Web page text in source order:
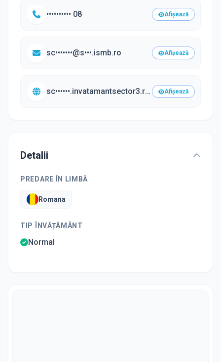
•••••••••• 08 Afișează
sc•••••••@s•••.ismb.ro Afișează
sc••••••.invatamantsector3.ro/••• Afișează
Detalii
PREDARE ÎN LIMBĂ
Romana
TIP ÎNVĂȚĂMÂNT
Normal